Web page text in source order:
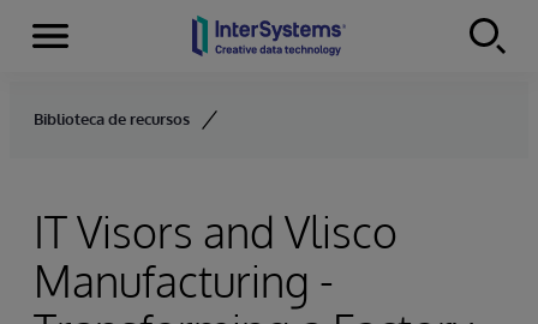
Skip to content
Menu
Biblioteca de recursos
IT Visors and Vlisco
Manufacturing -